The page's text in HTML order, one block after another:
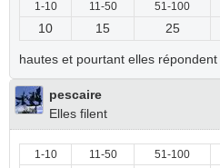
1-10 11-50 51-100
10 15 25
hautes et pourtant elles
pescaire
Elles filent
1-10 11-50 51-100